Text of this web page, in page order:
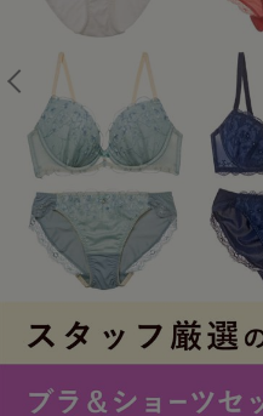
マタニティ
SALE
サイズからブラを探す
A60 A65 A70
B70
C65 C70 C75
D65 D70 D75